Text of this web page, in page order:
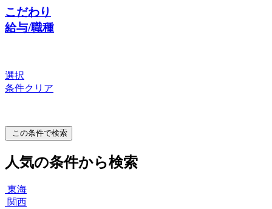
こだわり
給与/職種
選択
条件クリア
この条件で検索
人気の条件から検索
東海
関西